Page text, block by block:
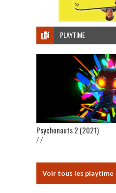
PLAYTIME
Psychonauts 2 (2021)
/ /
Voir tous les playtime